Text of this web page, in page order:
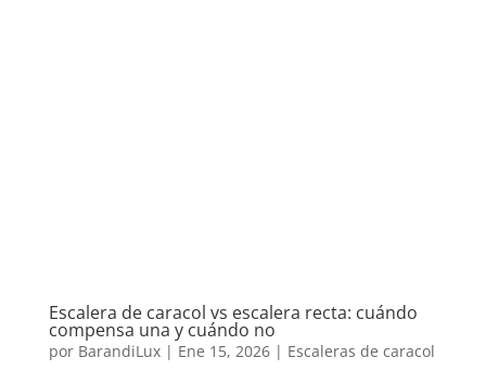
Escalera de caracol vs escalera recta: cuándo
compensa una y cuándo no
por BarandiLux| Ene 15, 2026| Escaleras de caracol